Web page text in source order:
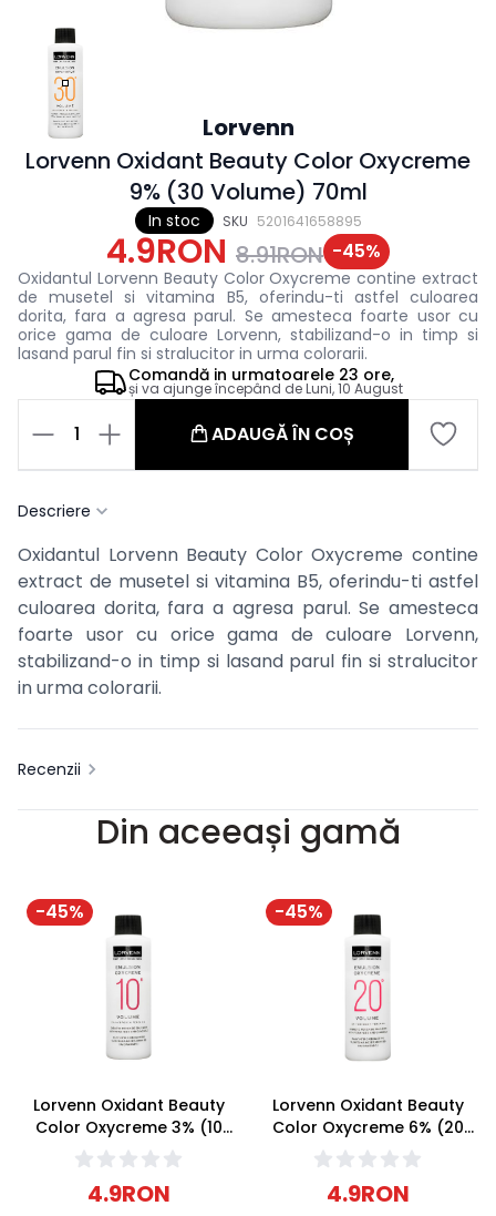
In stoc SKU 5201641658895
Lorvenn
Lorvenn Oxidant Beauty Color Oxycreme
9% (30 Volume) 70ml
4.9RON 8.91RON -45%
Oxidantul Lorvenn Beauty Color Oxycreme contine extract
de musetel si vitamina B5, oferindu-ti astfel culoarea
dorita, fara a agresa parul. Se amesteca foarte usor cu
orice gama de culoare Lorvenn, stabilizand-o in timp si
lasand parul fin si stralucitor in urma colorarii.
Comandă in urmatoarele 23 ore,
și va ajunge începând deLuni, 10 August
1 ADAUGĂ ÎN COȘ
Descriere
Oxidantul Lorvenn Beauty Color Oxycreme contine
extract de musetel si vitamina B5, oferindu-ti astfel
culoarea dorita, fara a agresa parul. Se amesteca
foarte usor cu orice gama de culoare Lorvenn,
stabilizand-o in timp si lasand parul fin si stralucitor
in urma colorarii.
Recenzii
Din aceeași gamă
-45%
Lorvenn Oxidant Beauty
Color Oxycreme 3% (10
Volume) 70ml
4.9RON
-45%
Lorvenn Oxidant Beauty
Color Oxycreme 6% (20
Volume) 70ml
4.9RON